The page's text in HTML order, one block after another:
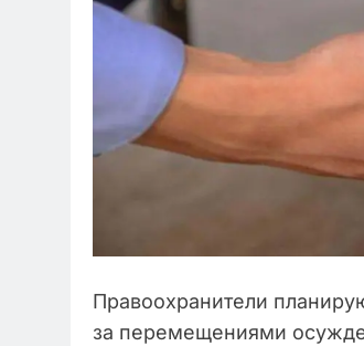
Правоохранители
за перемещениями